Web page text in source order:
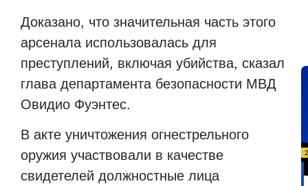
Доказано, что значительная часть этого
арсенала использовалась для
преступлений, включая убийства, сказал
глава департамента безопасности МВД
Овидио Фуэнтес.
В акте уничтожения огнестрельного
оружия участвовали в качестве
свидетелей должностные лица